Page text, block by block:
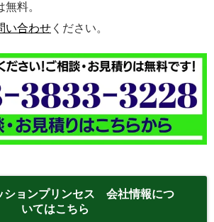
料。
い合わせ ください。
ションプリンセス 会社情報につ
いてはこちら